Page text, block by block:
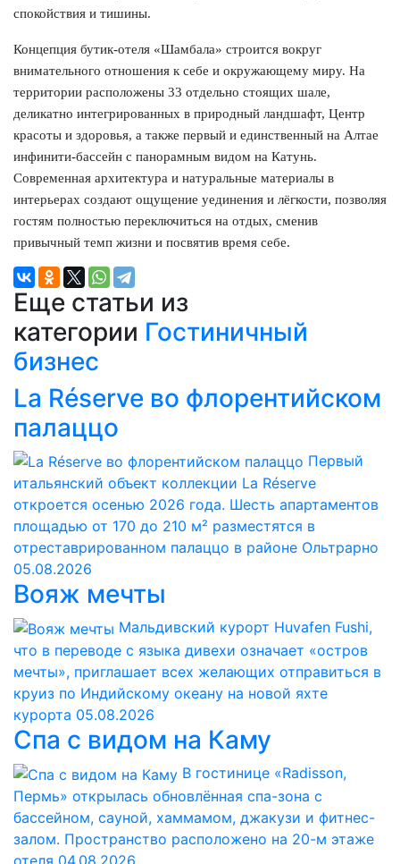
спокойствия и тишины.
Концепция бутик-отеля «Шамбала» строится вокруг
внимательного отношения к себе и окружающему миру. На
территории расположены 33 отдельно стоящих шале,
деликатно интегрированных в природный ландшафт, Центр
красоты и здоровья, а также первый и единственный на Алтае
инфинити-бассейн с панорамным видом на Катунь.
Современная архитектура и натуральные материалы в
интерьерах создают ощущение уединения и лёгкости, позволяя
гостям полностью переключиться на отдых, сменив
привычный темп жизни и посвятив время себе.
Еще статьи из
категории Гостиничный
бизнес
La Réserve во флорентийском
палаццо
Первый
итальянский объект коллекции La Réserve
откроется осенью 2026 года. Шесть апартаментов
площадью от 170 до 210 м² разместятся в
отреставрированном палаццо в районе Ольтрарно
05.08.2026
Вояж мечты
Мальдивский курорт Huvafen Fushi,
что в переводе с языка дивехи означает «остров
мечты», приглашает всех желающих отправиться в
круиз по Индийскому океану на новой яхте
курорта 05.08.2026
Спа с видом на Каму
В гостинице «Radisson,
Пермь» открылась обновлённая спа-зона с
бассейном, сауной, хаммамом, джакузи и фитнес-
залом. Пространство расположено на 20-м этаже
отеля 04.08.2026